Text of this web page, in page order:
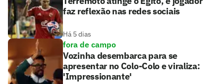
faz reflexão nas redes sociais
Há 5 dias
fora de campo
Vozinha desembarca para se
apresentar no Colo-Colo e viraliza:
'Impressionante'